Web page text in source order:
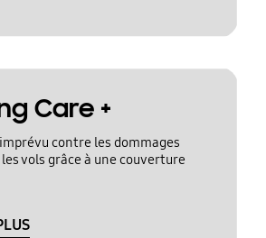
Care +
contre les dommages
vols grâce à une couverture